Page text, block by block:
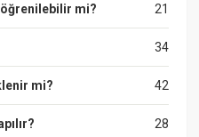
21
öğrenilebilir mi?
34
42
mi?
28